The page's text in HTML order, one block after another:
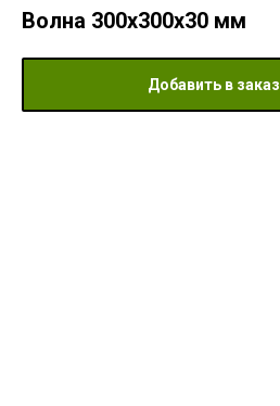
Волна 300х300х30 мм
Добавить в заказ